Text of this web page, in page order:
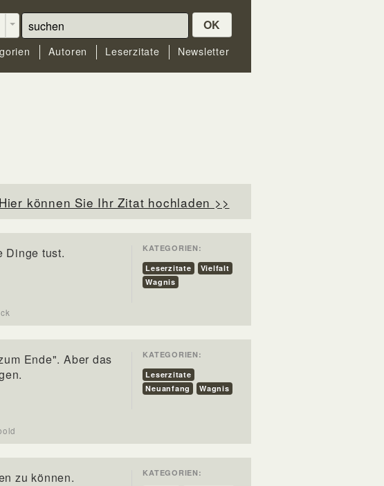
OK
Autoren Leserzitate Newsletter
können Sie Ihr Zitat hochladen >>
Dinge tust.
KATEGORIEN:
Leserzitate
Vielfalt
Wagnis
Ende". Aber das
KATEGORIEN:
Leserzitate
Neuanfang
Wagnis
zu können.
KATEGORIEN: